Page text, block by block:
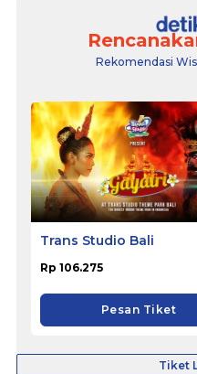
Rekomendasi
Trans Studio Bali
Rp 106.275
Pesan Tiket
Tiket